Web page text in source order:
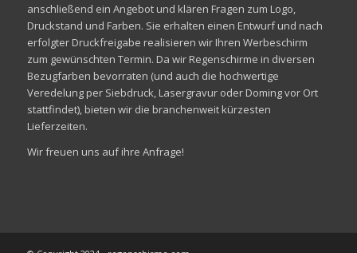
anschließend ein Angebot und klären Fragen zum Logo,
Druckstand und Farben. Sie erhalten einen Entwurf und nach
erfolgter Druckfreigabe realisieren wir Ihren Werbeschirm
zum gewünschten Termin. Da wir Regenschirme in diversen
Bezugfarben bevorraten (und auch die hochwertige
Veredelung per Siebdruck, Lasergravur oder Doming vor Ort
stattfindet), bieten wir die branchenweit kürzesten
Lieferzeiten.
Wir freuen uns auf ihre Anfrage!